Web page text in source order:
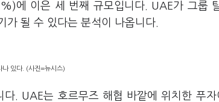
에 이은 세 번째 규모입니다. UAE가 그룹
가 될 수 있다는 분석이 나옵니다.
나 있다. (사진=뉴시스)
. UAE는 호르무즈 해협 바깥에 위치한 푸